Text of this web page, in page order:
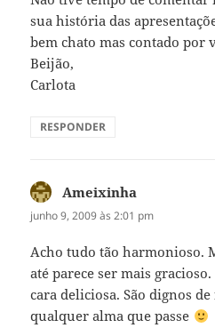
sua história das
bem chato mas contado por
Beijão,
Carlota
RESPONDER
Ameixinha
junho 9, 2009 às 2:01 pm
Acho tudo tão harmonioso.
até parece ser mais
cara deliciosa. São dignos
qualquer alma que passe